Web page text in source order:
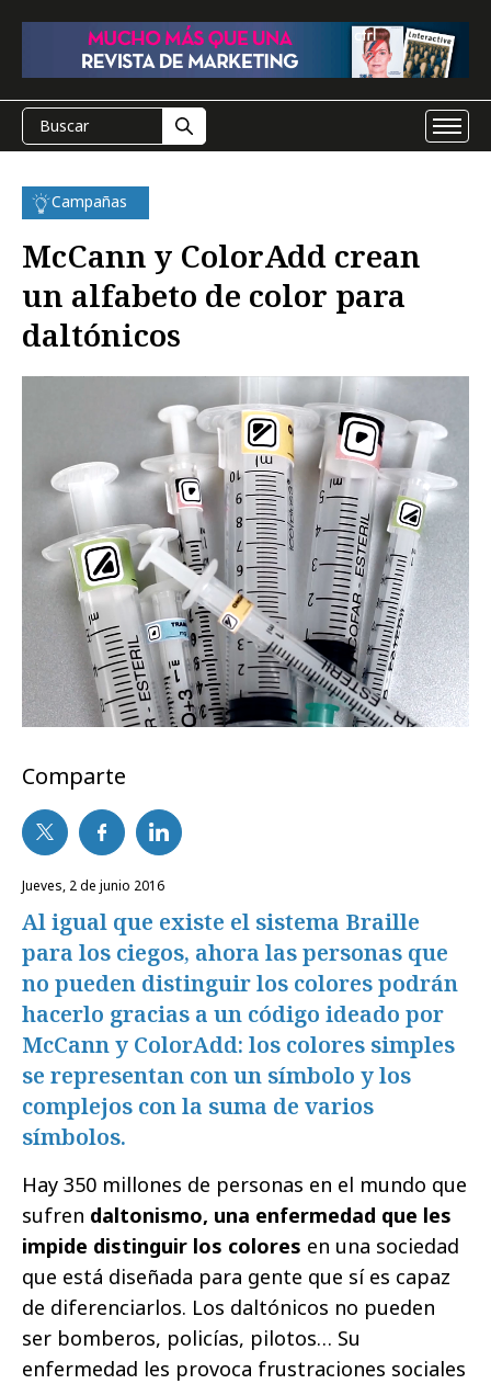
Campañas
McCann y ColorAdd crean
un alfabeto de color para
daltónicos
Comparte
jueves, 2 de junio 2016
Al igual que existe el sistema Braille
para los ciegos, ahora las personas que
no pueden distinguir los colores podrán
hacerlo gracias a un código ideado por
McCann y ColorAdd: los colores simples
se representan con un símbolo y los
complejos con la suma de varios
símbolos.
Hay 350 millones de personas en el mundo que
sufren daltonismo, una enfermedad que les
impide distinguir los colores en una sociedad
que está diseñada para gente que sí es capaz
de diferenciarlos. Los daltónicos no pueden
ser bomberos, policías, pilotos… Su
enfermedad les provoca frustraciones sociales